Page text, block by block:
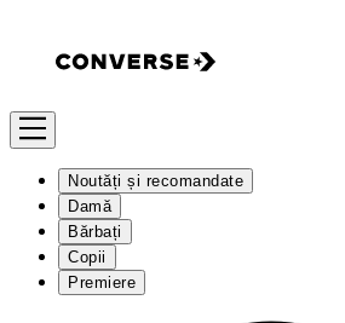
Noutăți și recomandate
Damă
Bărbați
Copii
Premiere